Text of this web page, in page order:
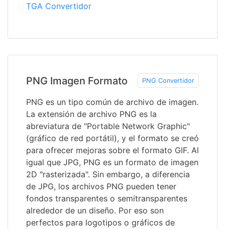
TGA Convertidor
PNG Imagen Formato PNG Convertidor
PNG es un tipo común de archivo de imagen.
La extensión de archivo PNG es la
abreviatura de "Portable Network Graphic"
(gráfico de red portátil), y el formato se creó
para ofrecer mejoras sobre el formato GIF. Al
igual que JPG, PNG es un formato de imagen
2D "rasterizada". Sin embargo, a diferencia
de JPG, los archivos PNG pueden tener
fondos transparentes o semitransparentes
alrededor de un diseño. Por eso son
perfectos para logotipos o gráficos de